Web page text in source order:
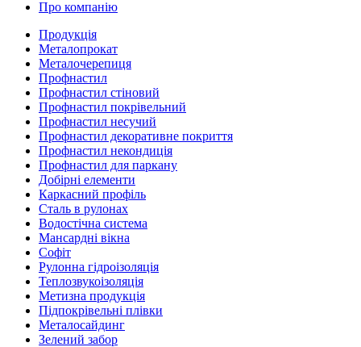
Про компанію
Продукція
Металопрокат
Металочерепиця
Профнастил
Профнастил стіновий
Профнастил покрівельний
Профнастил несучий
Профнастил декоративне покриття
Профнастил некондиція
Профнастил для паркану
Добірні елементи
Каркасний профіль
Сталь в рулонах
Водостічна система
Мансардні вікна
Софіт
Рулонна гідроізоляція
Теплозвукоізоляція
Метизна продукція
Підпокрівельні плівки
Металосайдинг
Зелений забор